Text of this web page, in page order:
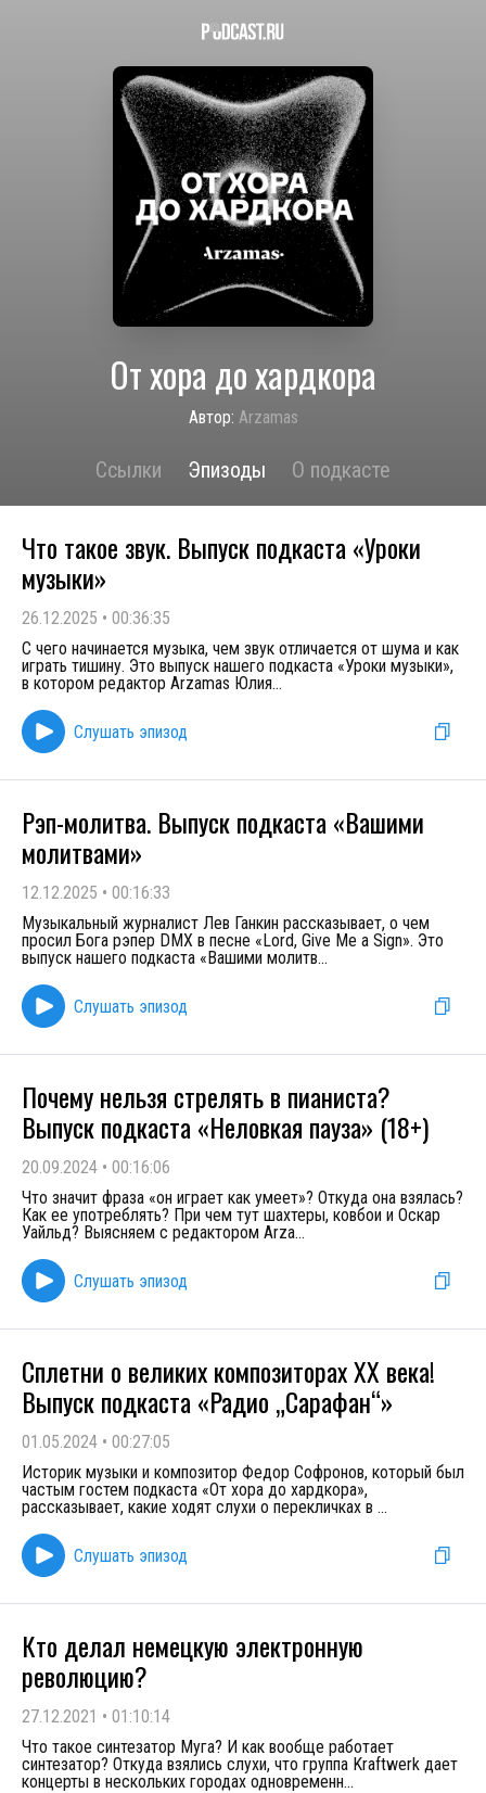
От хора до хардкора
Автор: Arzamas
Ссылки Эпизоды О подкасте
Что такое звук. Выпуск подкаста «Уроки
музыки»
26.12.2025 • 00:36:35
C чего начинается музыка, чем звук отличается от шума и как
играть тишину. Это выпуск нашего подкаста «Уроки музыки»,
в котором редактор Arzamas Юлия...
Слушать эпизод
Рэп-молитва. Выпуск подкаста «Вашими
молитвами»
12.12.2025 • 00:16:33
Музыкальный журналист Лев Ганкин рассказывает, о чем
просил Бога рэпер DMX в песне «Lord, Give Me a Sign». Это
выпуск нашего подкаста «Вашими молитв...
Слушать эпизод
Почему нельзя стрелять в пианиста?
Выпуск подкаста «Неловкая пауза» (18+)
20.09.2024 • 00:16:06
Что значит фраза «он играет как умеет»? Откуда она взялась?
Как ее употреблять? При чем тут шахтеры, ковбои и Оскар
Уайльд? Выясняем с редактором Arza...
Слушать эпизод
Сплетни о великих композиторах XX века!
Выпуск подкаста «Радио „Сарафан“»
01.05.2024 • 00:27:05
Историк музыки и композитор Федор Софронов, который был
частым гостем подкаста «От хора до хардкора»,
рассказывает, какие ходят слухи о перекличках в ...
Слушать эпизод
Кто делал немецкую электронную
революцию?
27.12.2021 • 01:10:14
Что такое синтезатор Муга? И как вообще работает
синтезатор? Откуда взялись слухи, что группа Kraftwerk дает
концерты в нескольких городах одновременн...